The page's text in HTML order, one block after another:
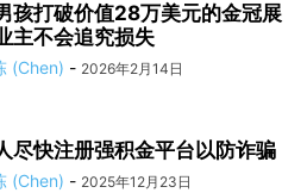
孩打破价值28万美元的金冠展
主不会追究损失
(Chen) - 2026年2月14日
尽快注册强积金平台以防诈骗
(Chen) - 2025年12月23日